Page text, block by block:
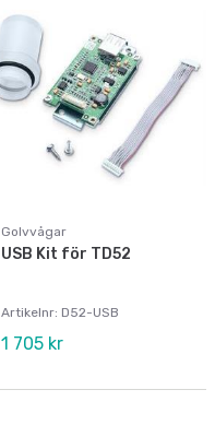
Golvvågar
USB Kit för TD52
Artikelnr: D52-USB
1 705 kr